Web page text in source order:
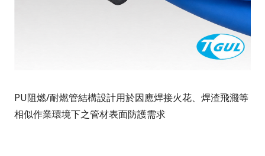
PU阻燃/耐燃管結構設計用於因應焊接火花、焊渣飛濺等
相似作業環境下之管材表面防護需求